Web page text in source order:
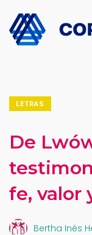
LETRAS
De
fe, valor
Bertha Inés